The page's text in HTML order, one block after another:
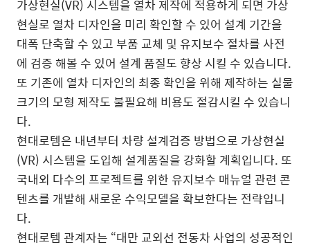
가상현실(VR) 시스템을 열차 제작에 적용하게 되면 가상
현실로 열차 디자인을 미리 확인할 수 있어 설계 기간을
대폭 단축할 수 있고 부품 교체 및 유지보수 절차를 사전
에 검증 해볼 수 있어 설계 품질도 향상 시킬 수 있습니다.
또 기존에 열차 디자인의 최종 확인을 위해 제작하는 실물
크기의 모형 제작도 불필요해 비용도 절감시킬 수 있습니
다.
현대로템은 내년부터 차량 설계검증 방법으로 가상현실
(VR) 시스템을 도입해 설계품질을 강화할 계획입니다. 또
국내외 다수의 프로젝트를 위한 유지보수 매뉴얼 관련 콘
텐츠를 개발해 새로운 수익모델을 확보한다는 전략입니
다.
현대로템 관계자는 “대만 교외선 전동차 사업의 성공적인